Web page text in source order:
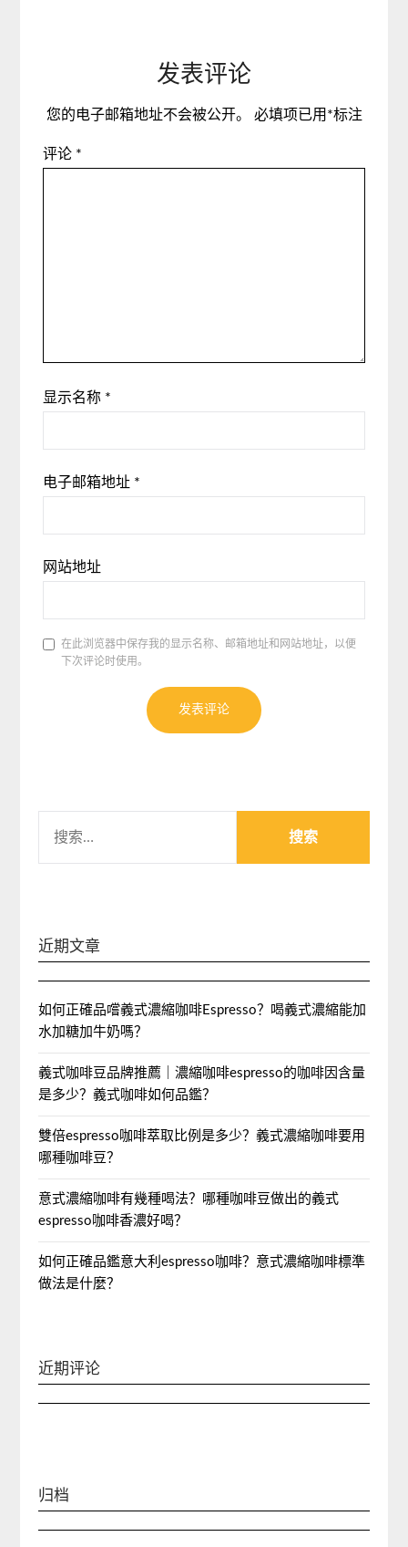
发表评论
您的电子邮箱地址不会被公开。 必填项已用 *标注
评论 *
显示名称 *
电子邮箱地址 *
网站地址
在此浏览器中保存我的显示名称、邮箱地址和网站地址，以便
下次评论时使用。
索：
近期文章
如何正確品嚐義式濃縮咖啡Espresso？喝義式濃縮能加
水加糖加牛奶嗎？
義式咖啡豆品牌推薦｜濃縮咖啡espresso的咖啡因含量
是多少？義式咖啡如何品鑑？
雙倍espresso咖啡萃取比例是多少？義式濃縮咖啡要用
哪種咖啡豆？
意式濃縮咖啡有幾種喝法？哪種咖啡豆做出的義式
espresso咖啡香濃好喝？
如何正確品鑑意大利espresso咖啡？意式濃縮咖啡標準
做法是什麼？
近期评论
归档